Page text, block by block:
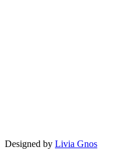
Designed by Livia Gnos